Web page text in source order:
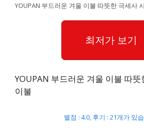
YOUPAN 부드러운 겨울 이불 따뜻한 극세사
최저가 보기
YOUPAN 부드러운 겨울 이불 따
이불
별점 : 4.0, 후기 : 21개가 있